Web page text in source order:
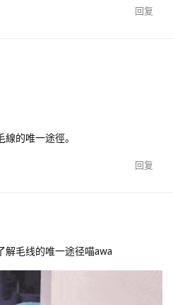
回复
的唯一途徑。
回复
解毛线的唯一途径喵awa